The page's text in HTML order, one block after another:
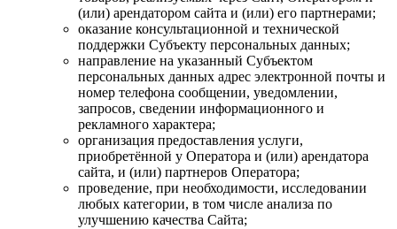
(или) арендатором сайта и (или) его партнерами;
оказание консультационной и технической
поддержки Субъекту персональных данных;
направление на указанный Субъектом
персональных данных адрес электронной почты и
номер телефона сообщении, уведомлении,
запросов, сведении информационного и
рекламного характера;
организация предоставления услуги,
приобретённой у Оператора и (или) арендатора
сайта, и (или) партнеров Оператора;
проведение, при необходимости, исследовании
любых категории, в том числе анализа по
улучшению качества Сайта;